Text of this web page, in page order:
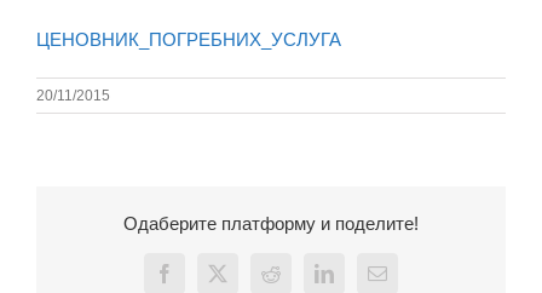
ЦЕНОВНИК_ПОГРЕБНИХ_УСЛУГА
20/11/2015
Одаберите платформу и поделите!
Facebook
X Reddit LinkedInEmail